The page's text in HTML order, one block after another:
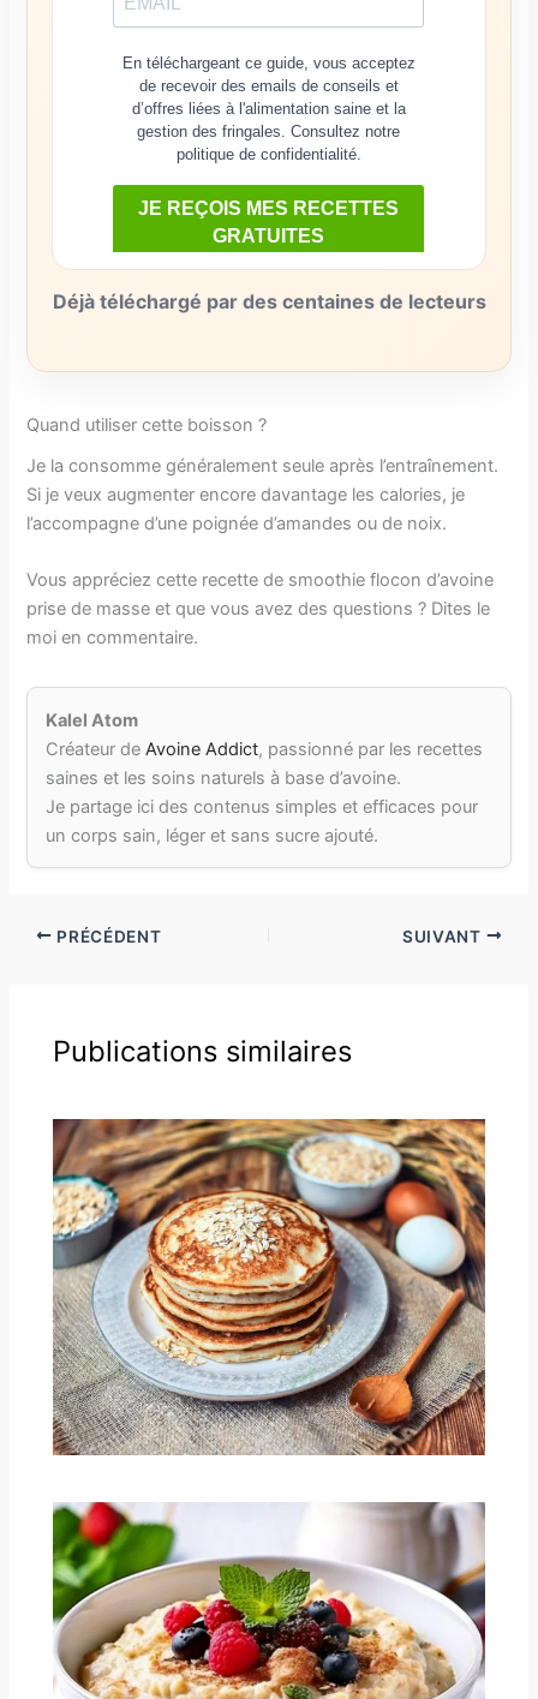
Déjà téléchargé par des centaines de lecteurs
Quand utiliser cette boisson ?
Je la consomme généralement seule après l’entraînement.
Si je veux augmenter encore davantage les calories, je
l’accompagne d’une poignée d’amandes ou de noix.
Vous appréciez cette recette de smoothie flocon d’avoine
prise de masse et que vous avez des questions ? Dites le
moi en commentaire.
Kalel Atom
Créateur deAvoine Addict, passionné par les recettes
saines et les soins naturels à base d’avoine.
Je partage ici des contenus simples et efficaces pour
un corps sain, léger et sans sucre ajouté.
PRÉCÉDENT SUIVANT
Publications similaires